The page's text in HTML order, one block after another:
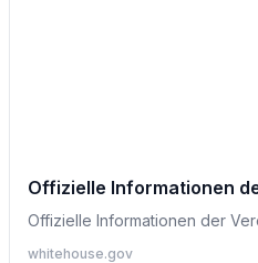
Offizielle Informationen
Offizielle Informationen der
whitehouse.gov